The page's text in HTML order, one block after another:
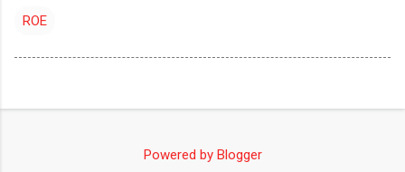
ROE
Powered by Blogger